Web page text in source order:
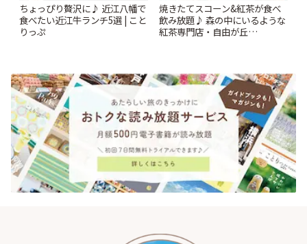
ちょっぴり贅沢に♪ 近江八幡で
食べたい近江牛ランチ5選 | こと
りっぷ
焼きたてスコーン&紅茶が食べ
飲み放題♪ 森の中にいるような
紅茶専門店・自由が丘